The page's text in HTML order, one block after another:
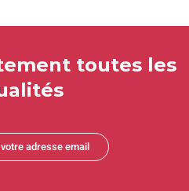
toutes les
adresse email